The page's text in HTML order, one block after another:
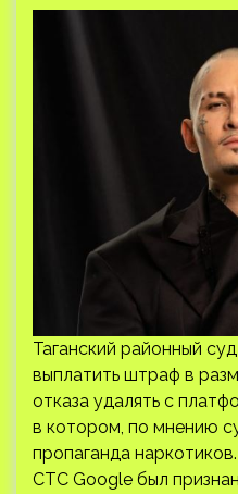
Таганский районный
выплатить штраф в
отказа удалять с
в котором, по мнению
пропаганда
СТС Google был